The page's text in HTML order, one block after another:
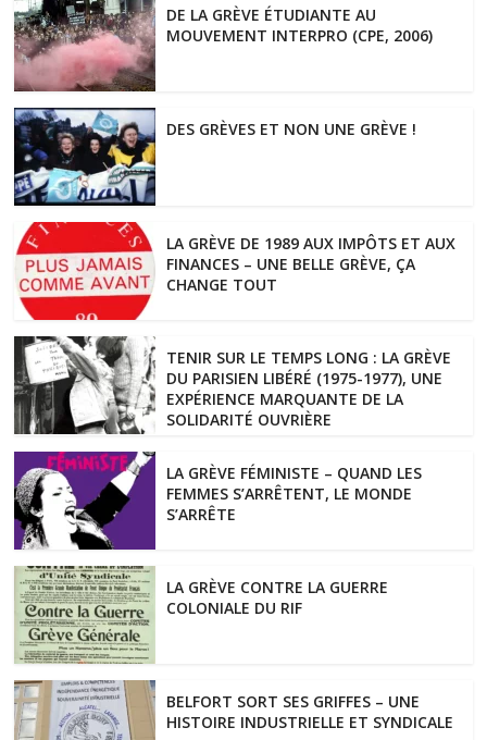
DE LA GRÈVE ÉTUDIANTE AU
MOUVEMENT INTERPRO (CPE, 2006)
DES GRÈVES ET NON UNE GRÈVE !
LA GRÈVE DE 1989 AUX IMPÔTS ET AUX
FINANCES – UNE BELLE GRÈVE, ÇA
CHANGE TOUT
TENIR SUR LE TEMPS LONG : LA GRÈVE
DU PARISIEN LIBÉRÉ (1975-1977), UNE
EXPÉRIENCE MARQUANTE DE LA
SOLIDARITÉ OUVRIÈRE
LA GRÈVE FÉMINISTE – QUAND LES
FEMMES S’ARRÊTENT, LE MONDE
S’ARRÊTE
LA GRÈVE CONTRE LA GUERRE
COLONIALE DU RIF
BELFORT SORT SES GRIFFES – UNE
HISTOIRE INDUSTRIELLE ET SYNDICALE